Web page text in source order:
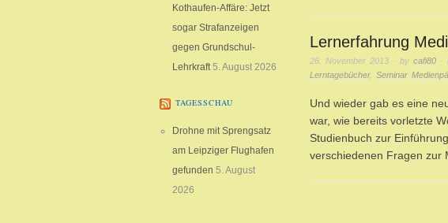
Lernerfahrung
26. November 2013 · by cafi80 ·
Lerntagebücher, Seminar
Und wieder gab es eine
war, wie bereits vorletzte
Studienbuch zur
verschiedenen Fragen zur
Kothaufen-Affäre: Jetzt
sogar Strafanzeigen
gegen Grundschul-
Lehrkraft 5. August 2026
TAGESSCHAU
Drohne mit Sprengsatz
am Leipziger Flughafen
gefunden 5. August
2026